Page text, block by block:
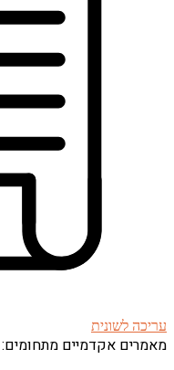
עריכה לשונית
מאמרים אקדמיים מתחומים: